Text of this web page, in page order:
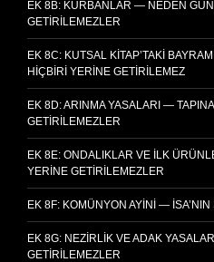
EK 8B: KURBANLAR — NEDEN
GETIRILEMEZLER
EK 8C: KUTSAL KITAP’TAKI
HIÇBIRI YERINE GETIRILEMEZ
EK 8D: ARINMA YASALARI —
GETIRILEMEZLER
EK 8E: ONDALIKLAR VE İLK
YERINE GETIRILEMEZLER
EK 8F: KOMÜNYON AYINI — İSA’NIN
EK 8G: NEZIRLIK VE ADAK
GETIRILEMEZLER